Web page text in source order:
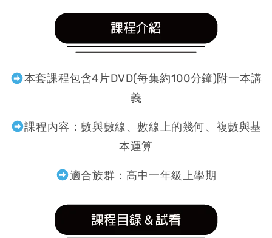
本套課程包含4片DVD(每集約100分鐘)附一本講
義
課程內容：數與數線、數線上的幾何、複數與基
本運算
適合族群：高中一年級上學期